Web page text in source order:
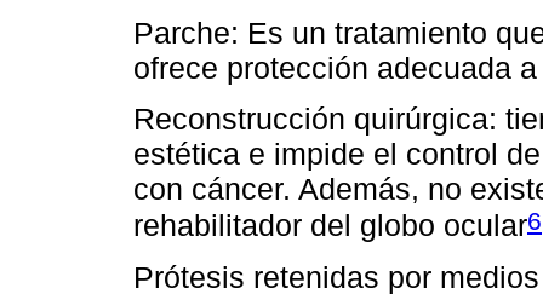
Parche: Es un tratamiento
ofrece protección adecuada
Reconstrucción quirúrgica:
estética e impide el control
con cáncer. Además, no
rehabilitador del globo ocular6
Prótesis retenidas por